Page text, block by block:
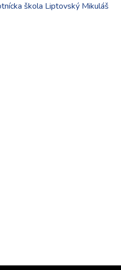
škola Liptovský Mikuláš